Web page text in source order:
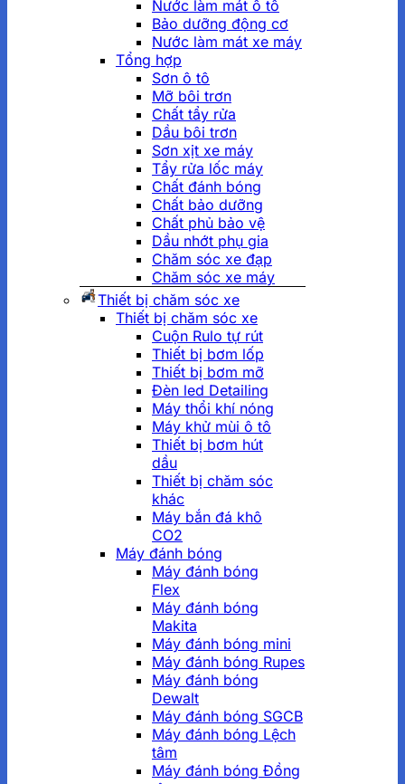
Nước làm mát ô tô
Bảo dưỡng động cơ
Nước làm mát xe máy
Tổng hợp
Sơn ô tô
Mỡ bôi trơn
Chất tẩy rửa
Dầu bôi trơn
Sơn xịt xe máy
Tẩy rửa lốc máy
Chất đánh bóng
Chất bảo dưỡng
Chất phủ bảo vệ
Dầu nhớt phụ gia
Chăm sóc xe đạp
Chăm sóc xe máy
Thiết bị chăm sóc xe
Thiết bị chăm sóc xe
Cuộn Rulo tự rút
Thiết bị bơm lốp
Thiết bị bơm mỡ
Đèn led Detailing
Máy thổi khí nóng
Máy khử mùi ô tô
Thiết bị bơm hút
dầu
Thiết bị chăm sóc
khác
Máy bắn đá khô
CO2
Máy đánh bóng
Máy đánh bóng
Flex
Máy đánh bóng
Makita
Máy đánh bóng mini
Máy đánh bóng Rupes
Máy đánh bóng
Dewalt
Máy đánh bóng SGCB
Máy đánh bóng Lệch
tâm
Máy đánh bóng Đồng